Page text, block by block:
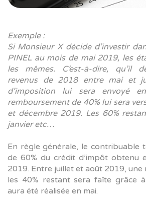
Exemple :
Si Monsieur X décide d’investir
PINEL au mois de mai 2019, les
les mêmes. C’est-à-dire, qu’il
revenus de 2018 entre mai et
d’imposition lui sera envoyé
remboursement de 40% lui sera
et décembre 2019. Les 60%
janvier etc…
En règle générale, le contribuable
de 60% du crédit d’impôt obtenu
2019. Entre juillet et août 2019,
les 40% restant sera faîte grâce
aura été réalisée en mai.